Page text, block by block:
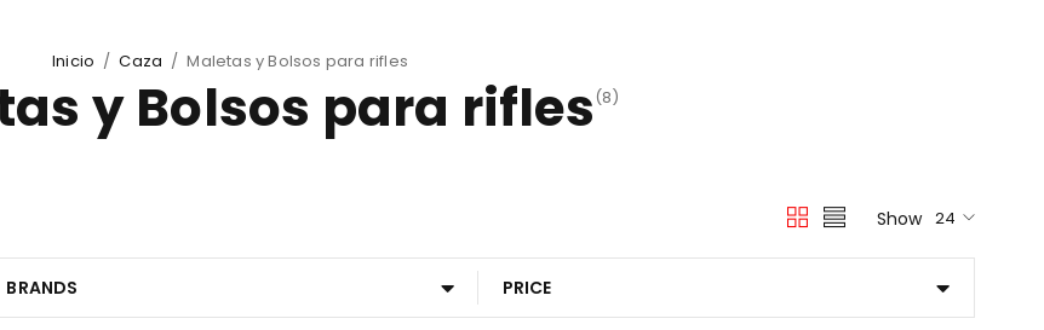
Inicio / Caza / Maletas y Bolsos para rifles
y Bolsos para rifles (8)
Show 24
BRANDS PRICE